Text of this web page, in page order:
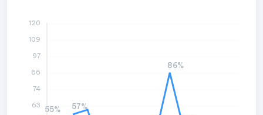
55% 57%
86%
120
109
97
86
74
63